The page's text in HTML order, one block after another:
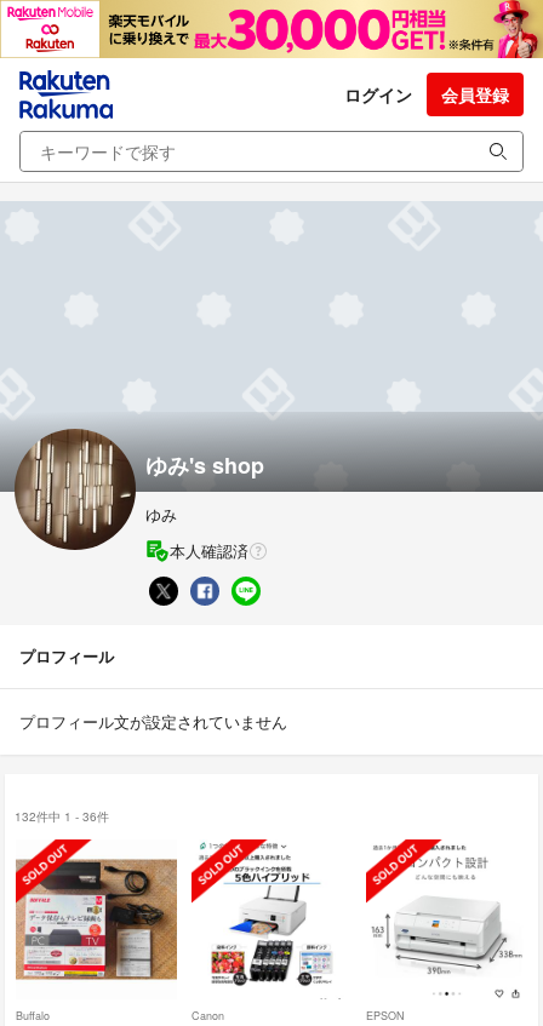
ログイン 会員登録
ゆみ's shop
ゆみ
本人確認済
プロフィール
プロフィール文が設定されていません
132件中 1 - 36件
Buffalo Canon EPSON